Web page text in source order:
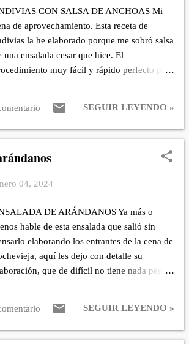
bicarbonato, centrifugo y decoro el plato
ellos. Encima coloco el queso mozzarella
Encima de estos el tomate
Esparzo por encima un poco de
sal y aceite. Listo para disfrutar, buen
CON SALSA DE ANCHOAS Mi
de aprovechamiento. Esta receta de
la he elaborado porque me sobró salsa
una ensalada cesar que hice. El
muy fácil y rápido perfecto para
cada parte de la endivia por ambos lados.
retiro a un plato y baño con la salsa de
lo acompañé con unos filetes de anchoas,
usados en la salsa fueron. SALSA:
de 1/2 limón. Tres o cuatro filetes de
1/2 diente de ajo. Media taza de
de oliva Sal al gusto (las anchoas ya son
Buen provecho!!!
SEGUIR LEYENDO »
04, 2024
DE ARÁNDANOS Ya más o
hable de esta ensalada que salió sin
elaborando los entrantes de la cena de
aquí les dejo con detalle su
que de difícil no tiene nada pero
una carne o inclusive comer sola
un trozo de pan. INGREDIENTES 1/2
SEGUIR LEYENDO »